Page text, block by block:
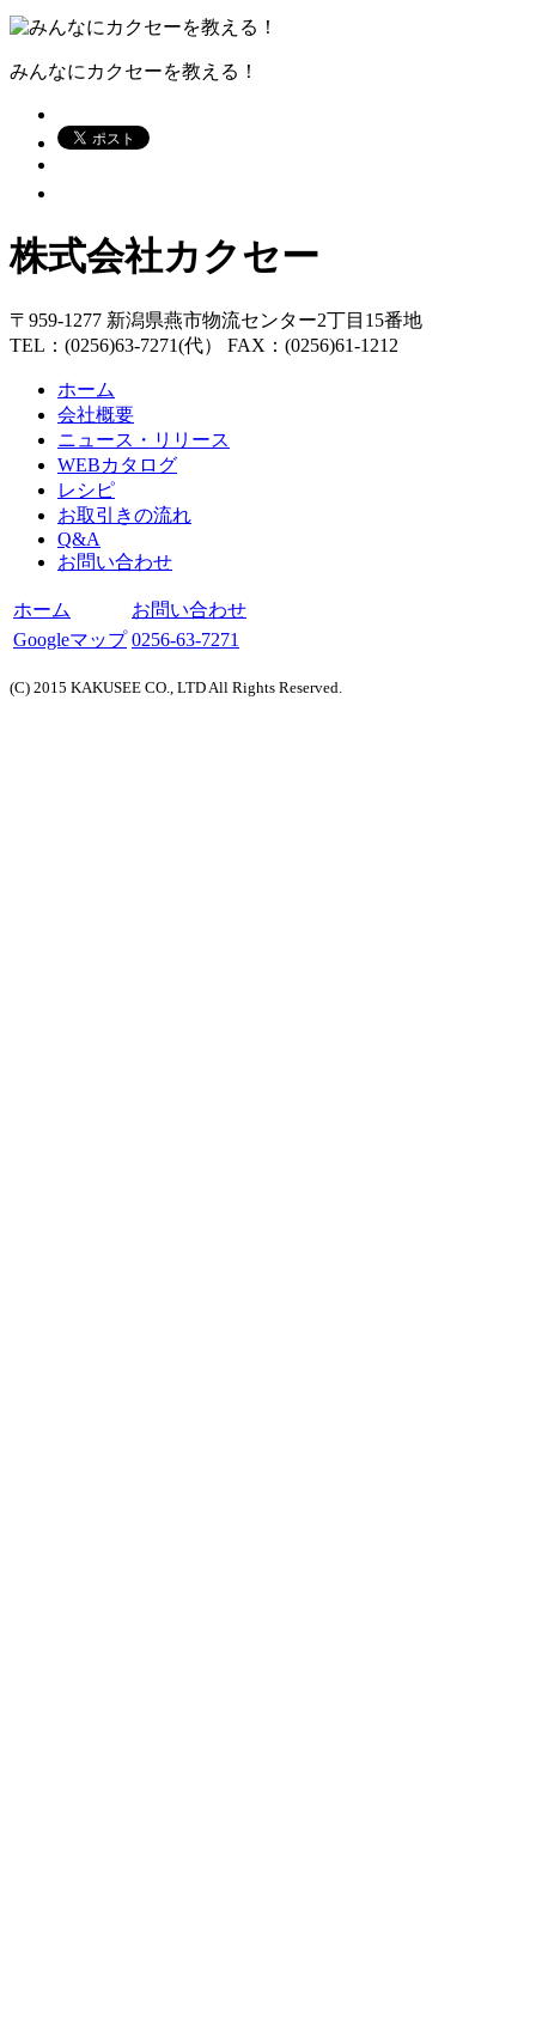
みんなにカクセーを教える！
株式会社カクセー
〒959-1277 新潟県燕市物流センター2丁目15番地
TEL：(0256)63-7271(代） FAX：(0256)61-1212
ホーム
会社概要
ニュース・リリース
WEBカタログ
レシピ
お取引きの流れ
Q&A
お問い合わせ
ホーム
お問い合わせ
Googleマップ 0256-63-7271
(C) 2015 KAKUSEE CO., LTD All Rights Reserved.